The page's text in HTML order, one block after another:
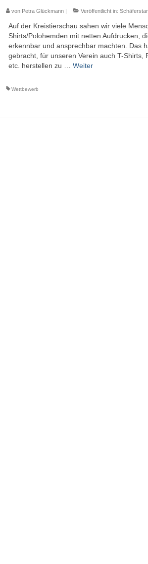
von Petra Glückmann| Veröffentlicht in:
Auf der Kreistierschau sahen wir viele
Shirts/Polohemden mit netten Aufdrucken,
erkennbar und ansprechbar machten. Das
gebracht, für unseren Verein auch T-Shirts,
etc. herstellen zu … Weiter
Wettbewerb